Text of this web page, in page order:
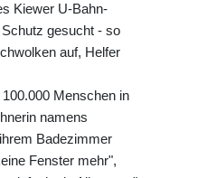
Kiewer U-Bahn-
gesucht - so
auf, Helfer
Menschen in
namens
Badezimmer
Fenster mehr",